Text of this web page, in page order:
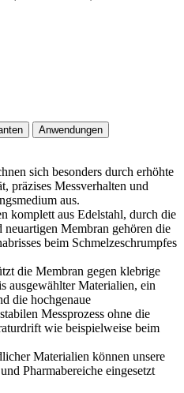
Anwendungen
sich besonders durch erhöhte
präzises Messverhalten und
aus.
komplett aus Edelstahl, durch die
Membran gehören die
beim Schmelzeschrumpfes
die Membran gegen klebrige
ausgewählter Materialien, ein
die hochgenaue
Messprozess ohne die
wie beispielweise beim
Materialien können unsere
Pharmabereiche eingesetzt